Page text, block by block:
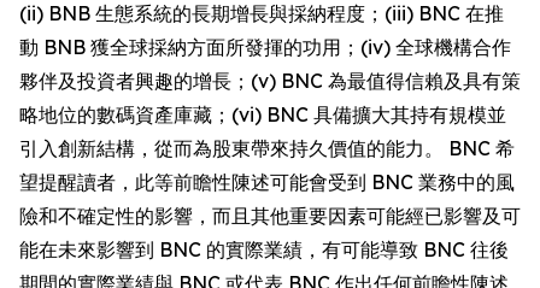
(ii) BNB 生態系統的長期增長與採納程度；(iii) BNC 在推
動 BNB 獲全球採納方面所發揮的功用；(iv) 全球機構合作
夥伴及投資者興趣的增長；(v) BNC 為最值得信賴及具有策
略地位的數碼資產庫藏；(vi) BNC 具備擴大其持有規模並
引入創新結構，從而為股東帶來持久價值的能力。 BNC 希
望提醒讀者，此等前瞻性陳述可能會受到 BNC 業務中的風
險和不確定性的影響，而且其他重要因素可能經已影響及可
能在未來影響到 BNC 的實際業績，有可能導致 BNC 往後
期間的實際業績與 BNC 或代表 BNC 作出任何前瞻性陳述